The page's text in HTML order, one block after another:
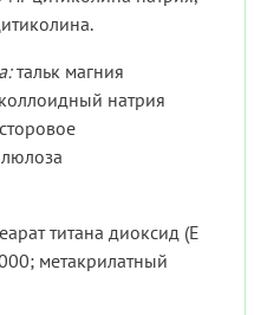
тальк магния
натрия
титана диоксид (Е
метакрилатный